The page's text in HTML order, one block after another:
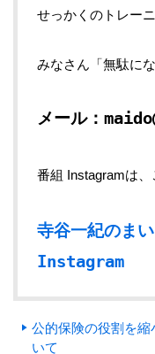
せっかくのトレー
みなさん「無駄に
メール：
番組 Instagramは、
寺谷一紀のま
Instagram
公的保険の役割を
いて